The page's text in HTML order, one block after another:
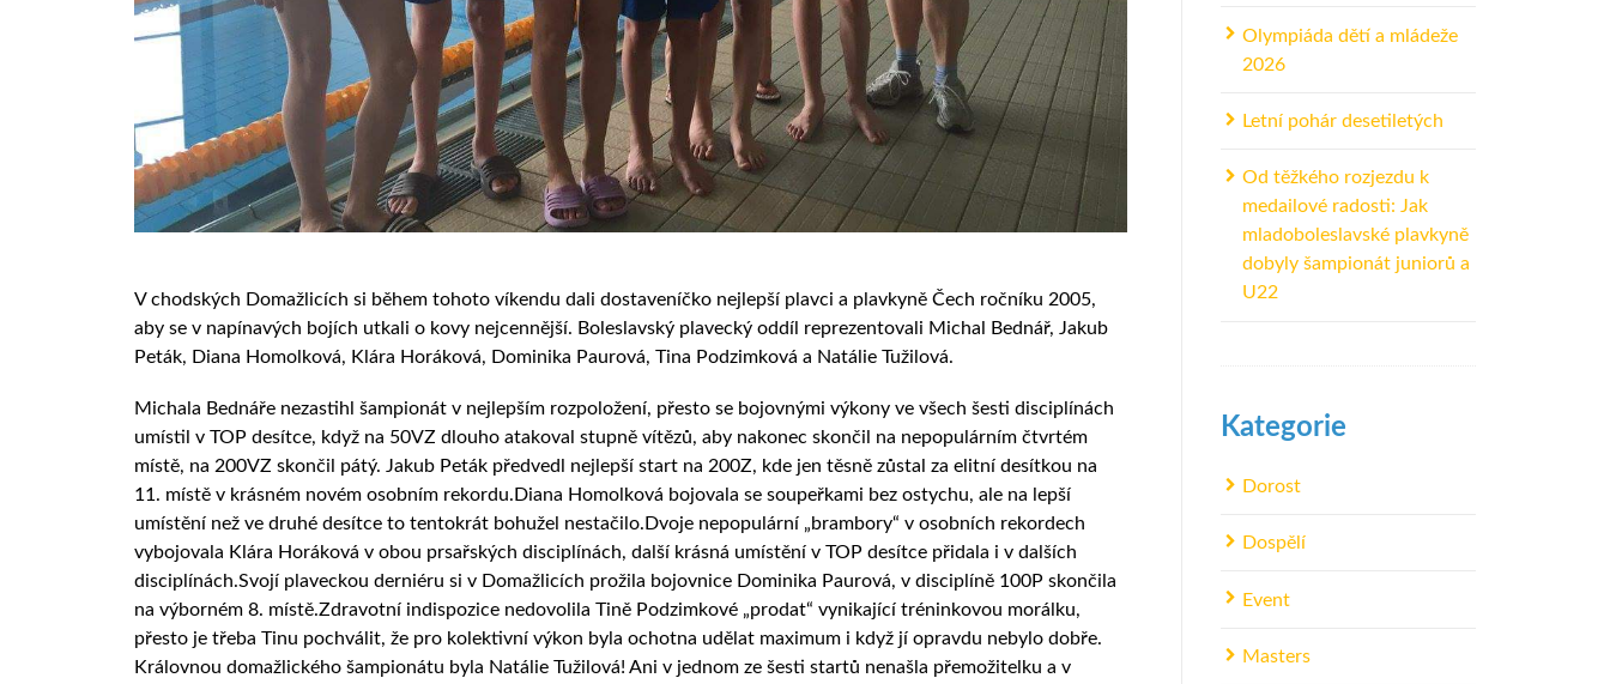
V chodských Domažlicích si během tohoto víkendu dali dostaveníčko nejlepší plavci a plavkyně Čech ročníku 2005,
aby se v napínavých bojích utkali o kovy nejcennější. Boleslavský plavecký oddíl reprezentovali Michal Bednář, Jakub
Peták, Diana Homolková, Klára Horáková, Dominika Paurová, Tina Podzimková a Natálie Tužilová.
Michala Bednáře nezastihl šampionát v nejlepším rozpoložení, přesto se bojovnými výkony ve všech šesti disciplínách
umístil v TOP desítce, když na 50VZ dlouho atakoval stupně vítězů, aby nakonec skončil na nepopulárním čtvrtém
místě, na 200VZ skončil pátý. Jakub Peták předvedl nejlepší start na 200Z, kde jen těsně zůstal za elitní desítkou na
11. místě v krásném novém osobním rekordu.Diana Homolková bojovala se soupeřkami bez ostychu, ale na lepší
umístění než ve druhé desítce to tentokrát bohužel nestačilo.Dvoje nepopulární „brambory“ v osobních rekordech
vybojovala Klára Horáková v obou prsařských disciplínách, další krásná umístění v TOP desítce přidala i v dalších
disciplínách.Svojí plaveckou derniéru si v Domažlicích prožila bojovnice Dominika Paurová, v disciplíně 100P skončila
na výborném 8. místě.Zdravotní indispozice nedovolila Tině Podzimkové „prodat“ vynikající tréninkovou morálku,
přesto je třeba Tinu pochválit, že pro kolektivní výkon byla ochotna udělat maximum i když jí opravdu nebylo dobře.
Královnou domažlického šampionátu byla Natálie Tužilová! Ani v jednom ze šesti startů nenašla přemožitelku a v
Olympiáda dětí a mládeže
2026
Letní pohár desetiletých
Od těžkého rozjezdu k
medailové radosti: Jak
mladoboleslavské plavkyně
dobyly šampionát juniorů a
U22
Kategorie
Dorost
Dospělí
Event
Masters